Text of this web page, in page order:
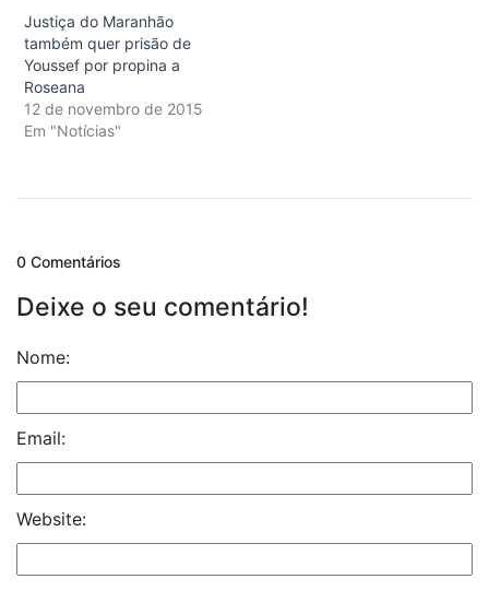
Justiça do Maranhão
também quer prisão de
Youssef por propina a
Roseana
12 de novembro de 2015
Em "Notícias"
0 Comentários
Deixe o seu comentário!
Nome:
Email:
Website: